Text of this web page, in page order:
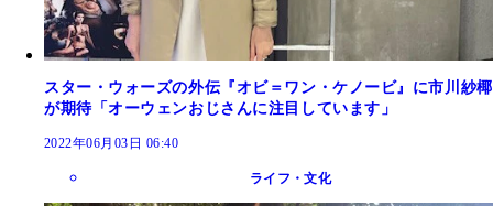
スター・ウォーズの外伝『オビ＝ワン・ケノービ』に市川紗椰
が期待「オーウェンおじさんに注目しています」
2022年06月03日 06:40
ライフ・文化